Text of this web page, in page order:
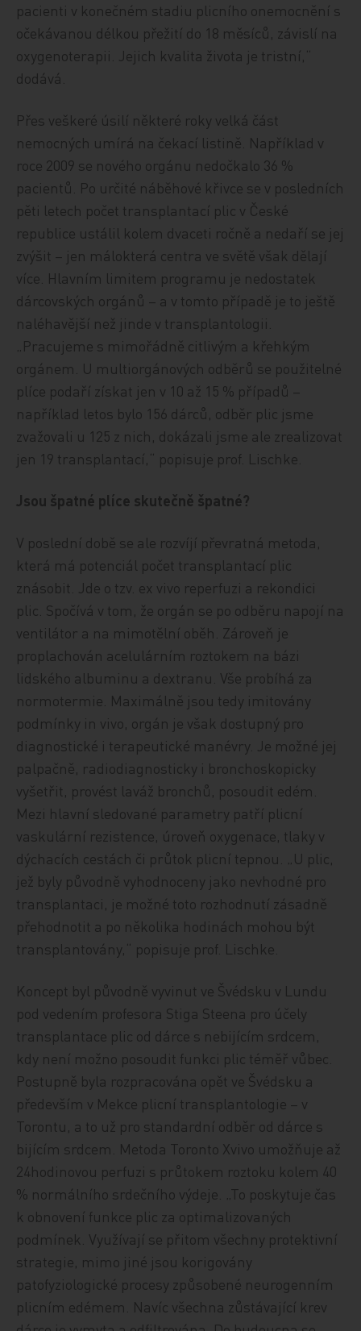
pacienti v konečném stadiu plicního onemocnění s
očekávanou délkou přežití do 18 měsíců, závislí na
oxygenoterapii. Jejich kvalita života je tristní,“
dodává.
Přes veškeré úsilí některé roky velká část
nemocných umírá na čekací listině. Například v
roce 2009 se nového orgánu nedočkalo 36 %
pacientů. Po určité náběhové křivce se v posledních
pěti letech počet transplantací plic v České
republice ustálil kolem dvaceti ročně a nedaří se jej
zvýšit – jen málokterá centra ve světě však dělají
více. Hlavním limitem programu je nedostatek
dárcovských orgánů – a v tomto případě je to ještě
naléhavější než jinde v transplantologii.
„Pracujeme s mimořádně citlivým a křehkým
orgánem. U multiorgánových odběrů se použitelné
plíce podaří získat jen v 10 až 15 % případů –
například letos bylo 156 dárců, odběr plic jsme
zvažovali u 125 z nich, dokázali jsme ale zrealizovat
jen 19 transplantací,“ popisuje prof. Lischke.
Jsou špatné plíce skutečně špatné?
V poslední době se ale rozvíjí převratná metoda,
která má potenciál počet transplantací plic
znásobit. Jde o tzv. ex vivo reperfuzi a rekondici
plic. Spočívá v tom, že orgán se po odběru napojí na
ventilátor a na mimotělní oběh. Zároveň je
proplachován acelulárním roztokem na bázi
lidského albuminu a dextranu. Vše probíhá za
normotermie. Maximálně jsou tedy imitovány
podmínky in vivo, orgán je však dostupný pro
diagnostické i terapeutické manévry. Je možné jej
palpačně, radiodiagnosticky i bronchoskopicky
vyšetřit, provést laváž bronchů, posoudit edém.
Mezi hlavní sledované parametry patří plicní
vaskulární rezistence, úroveň oxygenace, tlaky v
dýchacích cestách či průtok plicní tepnou. „U plic,
jež byly původně vyhodnoceny jako nevhodné pro
transplantaci, je možné toto rozhodnutí zásadně
přehodnotit a po několika hodinách mohou být
transplantovány,“ popisuje prof. Lischke.
Koncept byl původně vyvinut ve Švédsku v Lundu
pod vedením profesora Stiga Steena pro účely
transplantace plic od dárce s nebijícím srdcem,
kdy není možno posoudit funkci plic téměř vůbec.
Postupně byla rozpracována opět ve Švédsku a
především v Mekce plicní transplantologie – v
Torontu, a to už pro standardní odběr od dárce s
bijícím srdcem. Metoda Toronto Xvivo umožňuje až
24hodinovou perfuzi s průtokem roztoku kolem 40
% normálního srdečního výdeje. „To poskytuje čas
k obnovení funkce plic za optimalizovaných
podmínek. Využívají se přitom všechny protektivní
strategie, mimo jiné jsou korigovány
patofyziologické procesy způsobené neurogenním
plicním edémem. Navíc všechna zůstávající krev